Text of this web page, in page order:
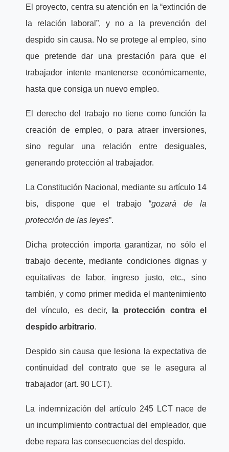
El proyecto, centra su atención en la “extinción de
la relación laboral”, y no a la prevención del
despido sin causa. No se protege al empleo, sino
que pretende dar una prestación para que el
trabajador intente mantenerse económicamente,
hasta que consiga un nuevo empleo.
El derecho del trabajo no tiene como función la
creación de empleo, o para atraer inversiones,
sino regular una relación entre desiguales,
generando protección al trabajador.
La Constitución Nacional, mediante su artículo 14
bis, dispone que el trabajo “gozará de la
protección de las leyes”.
Dicha protección importa garantizar, no sólo el
trabajo decente, mediante condiciones dignas y
equitativas de labor, ingreso justo, etc., sino
también, y como primer medida el mantenimiento
del vínculo, es decir,
la protección contra el
despido arbitrario.
Despido sin causa que lesiona la expectativa de
continuidad del contrato que se le asegura al
trabajador (art. 90 LCT).
La indemnización del artículo 245 LCT nace de
un incumplimiento contractual del empleador, que
debe repara las consecuencias del despido.